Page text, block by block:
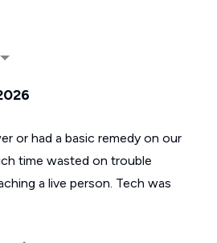
or had a basic remedy on our
time wasted on trouble
a live person. Tech was